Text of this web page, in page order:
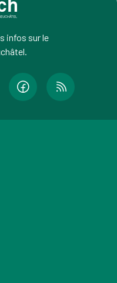
infos sur le